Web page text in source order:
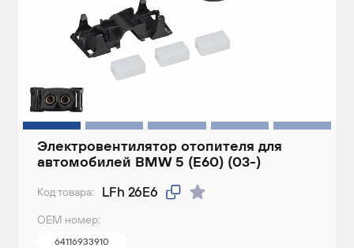
Электровентилятор отопителя для
автомобилей BMW 5 (E60) (03-)
Код товара: LFh 26E6
ОЕМ номер:
64116933910